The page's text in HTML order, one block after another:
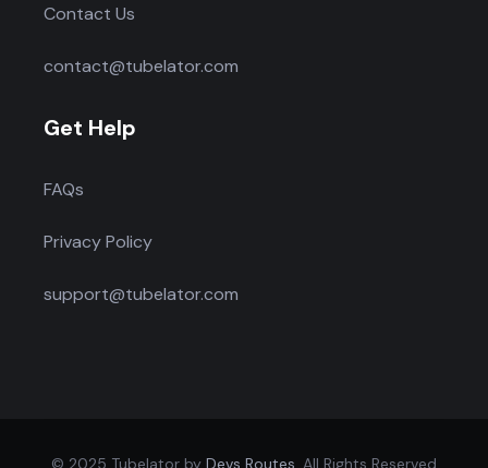
Contact Us
contact@tubelator.com
Get Help
FAQs
Privacy Policy
support@tubelator.com
© 2025 Tubelator by Devs Routes . All Rights Reserved